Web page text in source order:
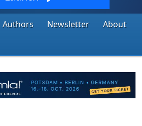
Authors Newsletter
About